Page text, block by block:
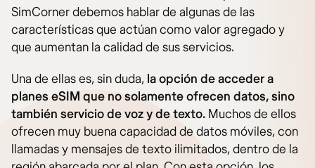
SimCorner debemos hablar de algunas de las
características que actúan como valor agregado y
que aumentan la calidad de sus servicios.
Una de ellas es, sin duda, la opción de acceder a
planes eSIM que no solamente ofrecen datos, sino
también servicio de voz y de texto. Muchos de ellos
ofrecen muy buena capacidad de datos móviles, con
llamadas y mensajes de texto ilimitados, dentro de la